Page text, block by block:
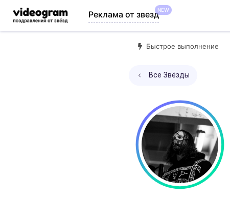
Реклама от звездNEW
Быстрое выполнение
Все Звёзды